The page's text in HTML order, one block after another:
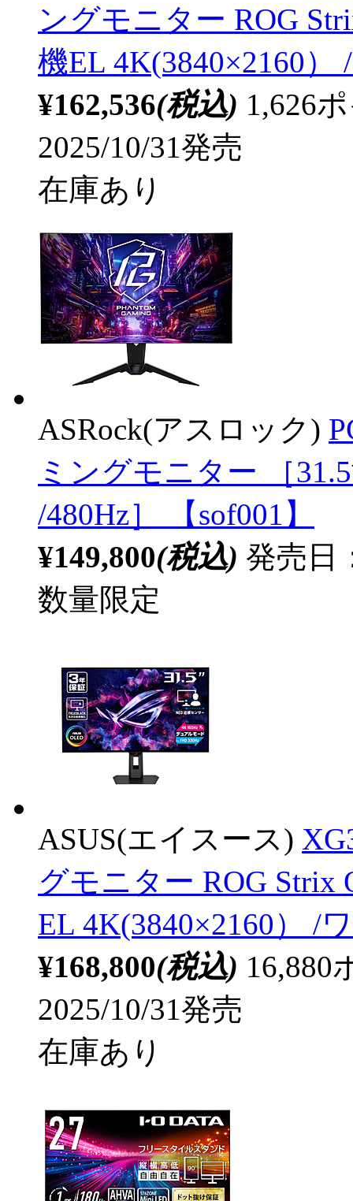
ングモニター ROG
機EL 4K(3840×2160）
¥162,536(税込) 1,626
2025/10/31発売
在庫あり
ASRock(アスロック)
ミングモニター ［
/480Hz］ 【sof001】
¥149,800(税込) 発売日
数量限定
ASUS(エイスース)
グモニター ROG Strix
EL 4K(3840×2160） /
¥168,800(税込) 16,880
2025/10/31発売
在庫あり